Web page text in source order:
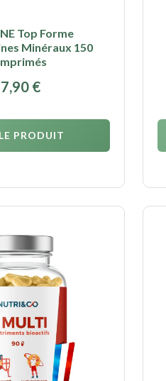
Top Forme
Minéraux 150
€
PRODUIT